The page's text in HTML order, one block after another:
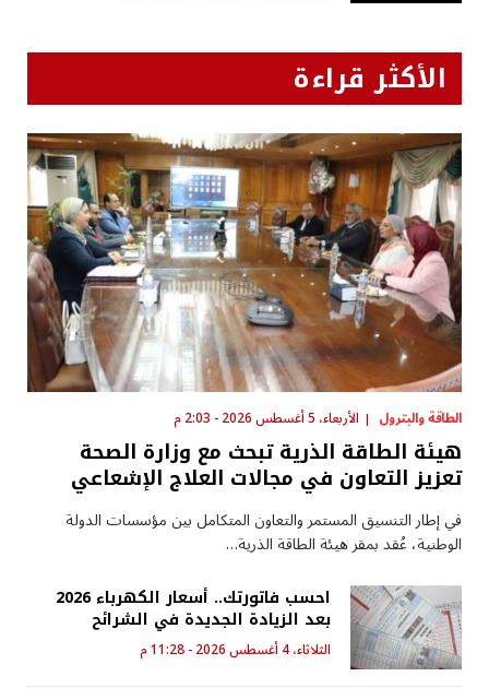
الأكثر قراءة
الطاقة والبترول الأربعاء، 5 أغسطس 2026 - 2:03 م
هيئة الطاقة الذرية تبحث مع وزارة الصحة
تعزيز التعاون في مجالات العلاج الإشعاعي
في إطار التنسيق المستمر والتعاون المتكامل بين مؤسسات الدولة
الوطنية، عُقد بمقر هيئة الطاقة الذرية…
احسب فاتورتك.. أسعار الكهرباء 2026
بعد الزيادة الجديدة في الشرائح
الثلاثاء، 4 أغسطس 2026 - 11:28 م